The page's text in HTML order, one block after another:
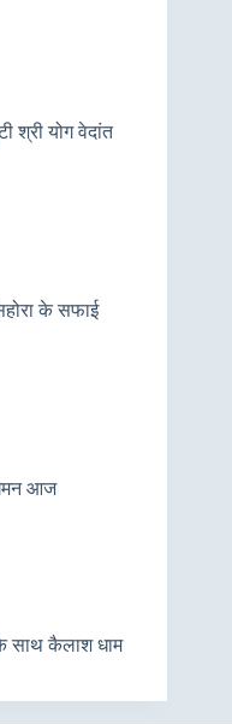
श्री योग वेदांत
के सफाई
आज
साथ कैलाश धाम